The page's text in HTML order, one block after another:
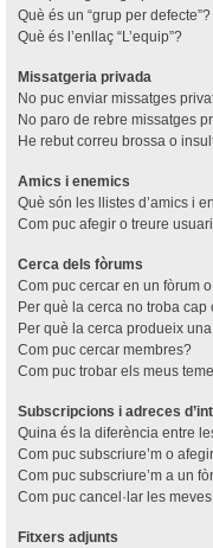
Què és un “grup per defecte”?
Què és l’enllaç “L’equip”?
Missatgeria privada
No puc enviar missatges
No paro de rebre missatges
He rebut correu brossa o
Amics i enemics
Què són les llistes d’amics i
Com puc afegir o treure
Cerca dels fòrums
Com puc cercar en un fòrum
Per què la cerca no troba
Per què la cerca produeix
Com puc cercar membres?
Com puc trobar els meus
Subscripcions i adreces
Quina és la diferència entre
Com puc subscriure’m o
Com puc subscriure’m a un
Com puc cancel·lar les
Fitxers adjunts